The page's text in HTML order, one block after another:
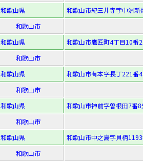
和歌山県
和歌山市紀三井寺字中洲新
和歌山市
和歌山県
和歌山市鷹匠町4丁目10番2
和歌山市
和歌山県
和歌山市有本字長丁221番
和歌山市
和歌山県
和歌山市神前字曽根田7番8
和歌山市
和歌山県
和歌山市中之島字貝柄
和歌山市